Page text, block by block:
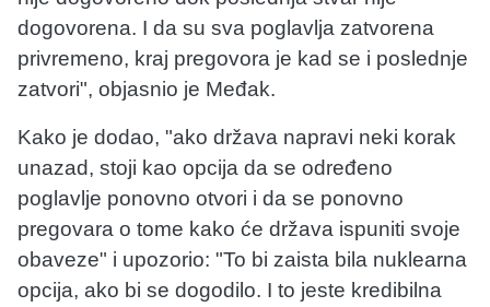
dogovorena. I da su sva poglavlja zatvorena
privremeno, kraj pregovora je kad se i poslednje
zatvori", objasnio je Međak.
Kako je dodao, "ako država napravi neki korak
unazad, stoji kao opcija da se određeno
poglavlje ponovno otvori i da se ponovno
pregovara o tome kako će država ispuniti svoje
obaveze" i upozorio: "To bi zaista bila nuklearna
opcija, ako bi se dogodilo. I to jeste kredibilna